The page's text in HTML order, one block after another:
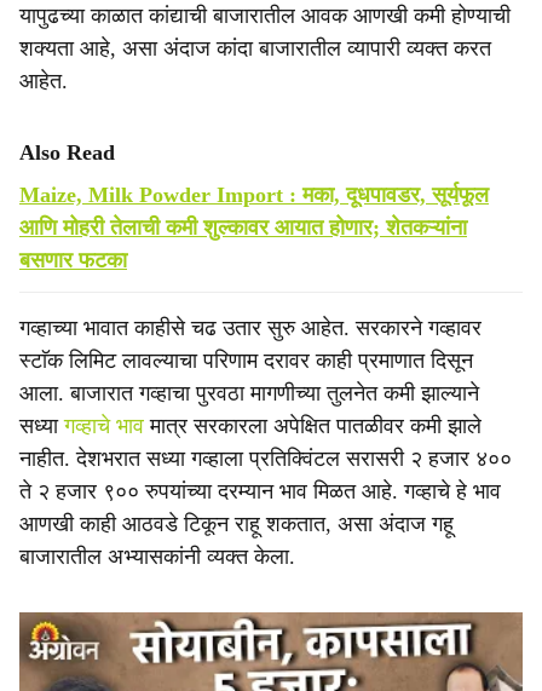
यापुढच्या काळात कांद्याची बाजारातील आवक आणखी कमी होण्याची
शक्यता आहे, असा अंदाज कांदा बाजारातील व्यापारी व्यक्त करत
आहेत.
Also Read
Maize, Milk Powder Import : मका, दूधपावडर, सूर्यफूल
आणि मोहरी तेलाची कमी शुल्कावर आयात होणार; शेतकऱ्यांना
बसणार फटका
गव्हाच्या भावात काहीसे चढ उतार सुरु आहेत. सरकारने गव्हावर
स्टाॅक लिमिट लावल्याचा परिणाम दरावर काही प्रमाणात दिसून
आला. बाजारात गव्हाचा पुरवठा मागणीच्या तुलनेत कमी झाल्याने
सध्यागव्हाचे भाव मात्र सरकारला अपेक्षित पातळीवर कमी झाले
नाहीत. देशभरात सध्या गव्हाला प्रतिक्विंटल सरासरी २ हजार ४००
ते २ हजार ९०० रुपयांच्या दरम्यान भाव मिळत आहे. गव्हाचे हे भाव
आणखी काही आठवडे टिकून राहू शकतात, असा अंदाज गहू
बाजारातील अभ्यासकांनी व्यक्त केला.